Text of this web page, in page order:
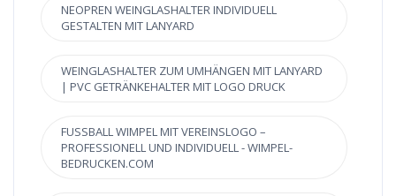
NEOPREN WEINGLASHALTER INDIVIDUELL
GESTALTEN MIT LANYARD
WEINGLASHALTER ZUM UMHÄNGEN MIT LANYARD
| PVC GETRÄNKEHALTER MIT LOGO DRUCK
FUSSBALL WIMPEL MIT VEREINSLOGO – P
ROFESSIONELL UND INDIVIDUELL - WIMPEL-B
EDRUCKEN.COM